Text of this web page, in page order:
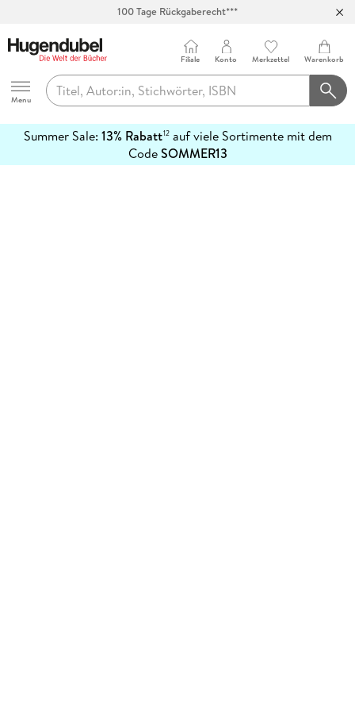
100 Tage Rückgaberecht***
Hugendubel
Menu
Filiale Konto Merkzettel Warenkorb
Summer Sale: 13% Rabatt12auf viele Sortimente mit dem
CodeSOMMER13
erfahren